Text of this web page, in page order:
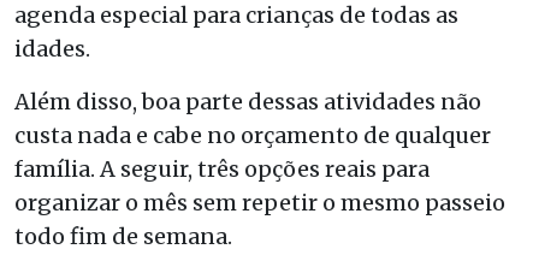
agenda especial para crianças de todas as
idades.
Além disso, boa parte dessas atividades não
custa nada e cabe no orçamento de qualquer
família. A seguir, três opções reais para
organizar o mês sem repetir o mesmo passeio
todo fim de semana.